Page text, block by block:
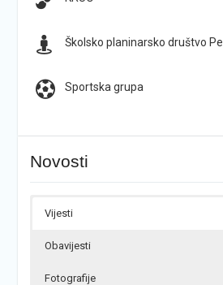
Školsko planinarsko društvo
Sportska grupa
Novosti
Vijesti
Obavijesti
Fotografije